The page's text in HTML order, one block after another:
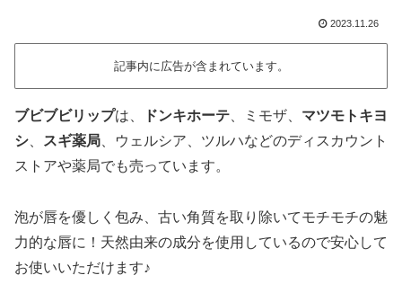
2023.11.26
記事内に広告が含まれています。
ブビブビリップは、 ドンキホーテ 、ミモザ、 マツモトキヨ
シ
スギ薬局 、ウェルシア、ツルハなどのディスカウント
ストアや薬局でも売っています。
泡が唇を優しく包み、古い角質を取り除いてモチモチの魅
力的な唇に！天然由来の成分を使用しているので安心して
お使いいただけます♪